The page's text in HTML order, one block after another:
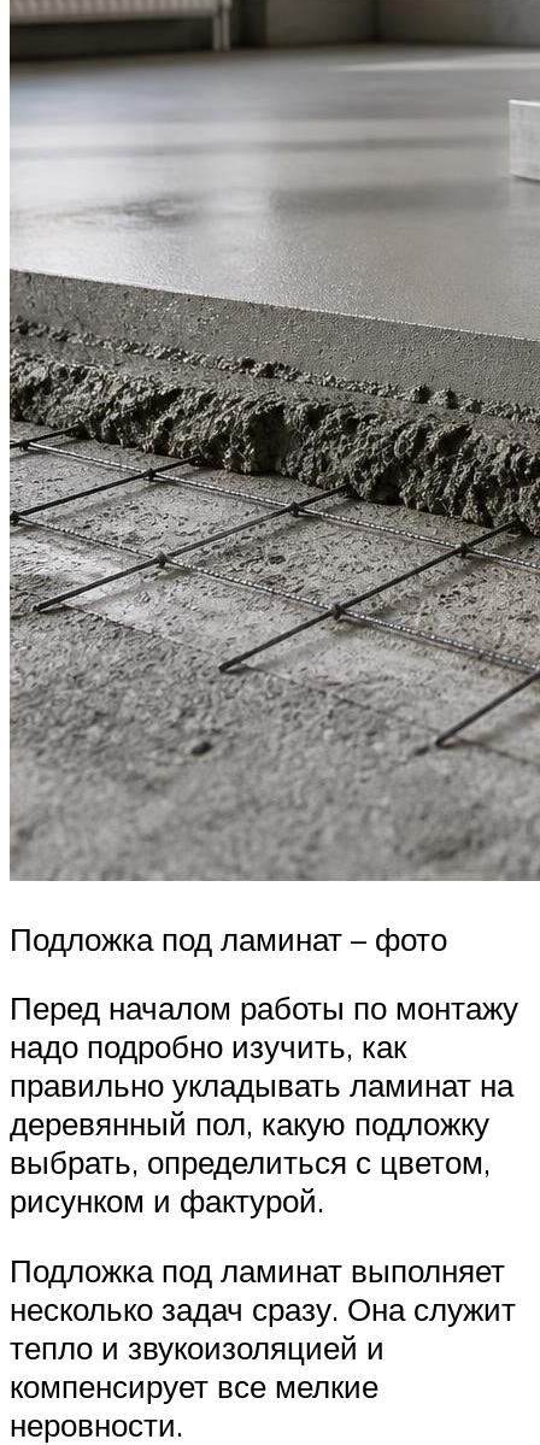
Подложка под ламинат – фото
Перед началом работы по монтажу
надо подробно изучить, как
правильно укладывать ламинат на
деревянный пол, какую подложку
выбрать, определиться с цветом,
рисунком и фактурой.
Подложка под ламинат выполняет
несколько задач сразу. Она служит
тепло и звукоизоляцией и
компенсирует все мелкие
неровности.